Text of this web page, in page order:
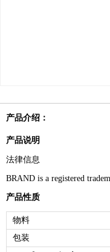
产品介绍：
产品说明
法律信息
BRAND is a registered
产品性质
物料
包装